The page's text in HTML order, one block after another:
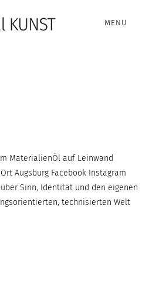
MENU
MaterialienÖl auf Leinwand
Augsburg Facebook Instagram
Sinn, Identität und den eigenen
technisierten Welt